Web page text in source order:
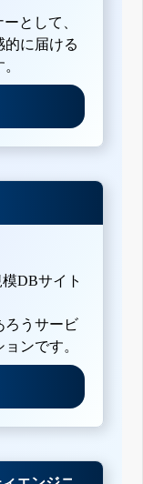
として、
的に届ける
DBサイト
ろうサービ
ンです。